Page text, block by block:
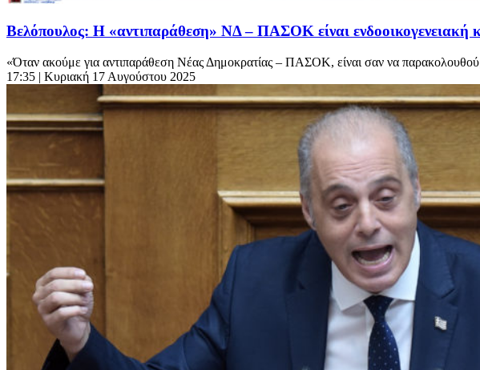
Βελόπουλος: Η «αντιπαράθεση» ΝΔ – ΠΑΣΟΚ είναι ενδοοικογενειακή
«Όταν ακούμε για αντιπαράθεση Νέας Δημοκρατίας – ΠΑΣΟΚ, είναι σαν να
17:35 | Κυριακή 17 Αυγούστου 2025